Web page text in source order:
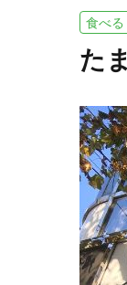
食べる
た